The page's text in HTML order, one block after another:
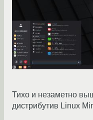
Тихо и незаметно
дистрибутив Linux